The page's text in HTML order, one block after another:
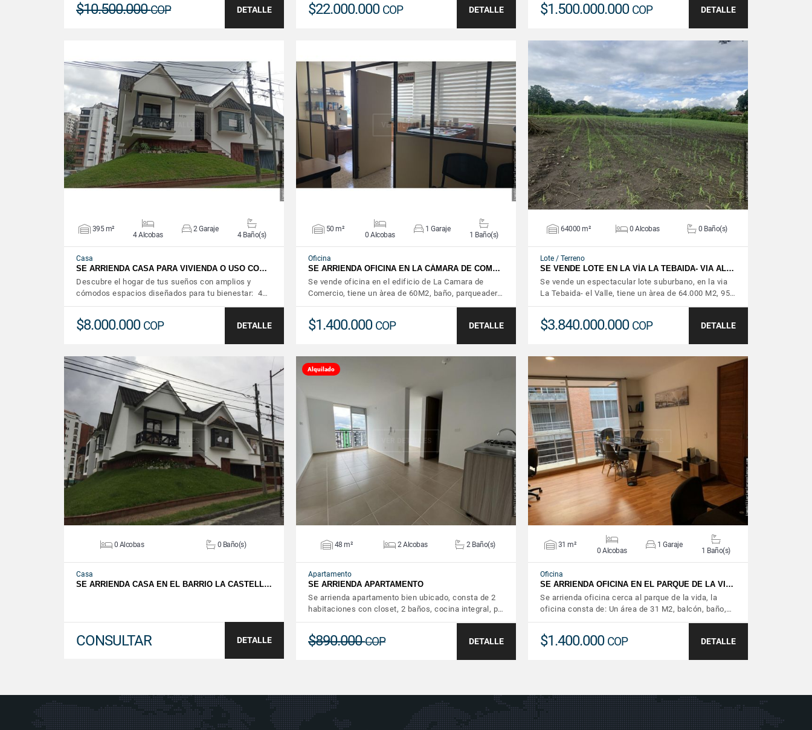
$10.500.000COP DETALLE $22.000.000 COP DETALLE $1.500.000.000 COP DETALLE
VER DETALLES
395 m²
4 Alcobas
2 Garaje
4 Baño(s)
Casa
SE ARRIENDA CASA PARA VIVIENDA O USO CO…
Descubre el hogar de tus sueños con amplios y
cómodos espacios diseñados para tu bienestar: 4…
$8.000.000 COP DETALLE
VER DETALLES
50 m²
0 Alcobas
1 Garaje
1 Baño(s)
Oficina
SE ARRIENDA OFICINA EN LA CÁMARA DE COM…
Se vende oficina en el edificio de La Camara de
Comercio, tiene un àrea de 60M2, baño, parqueader…
$1.400.000 COP DETALLE
VER DETALLES
64000 m² 0 Alcobas 0 Baño(s)
Lote / Terreno
SE VENDE LOTE EN LA VÍA LA TEBAIDA- VIA AL…
Se vende un espectacular lote suburbano, en la via
La Tebaida- el Valle, tiene un àrea de 64.000 M2, 95…
$3.840.000.000 COP DETALLE
VER DETALLES
0 Alcobas 0 Baño(s)
Casa
SE ARRIENDA CASA EN EL BARRIO LA CASTELL…
CONSULTAR DETALLE
Alquilado
VER DETALLES
48 m² 2 Alcobas 2 Baño(s)
Apartamento
SE ARRIENDA APARTAMENTO
Se arrienda apartamento bien ubicado, consta de 2
habitaciones con closet, 2 baños, cocina integral, p…
$890.000COP DETALLE
VER DETALLES
31 m²
0 Alcobas
1 Garaje
1 Baño(s)
Oficina
SE ARRIENDA OFICINA EN EL PARQUE DE LA VI…
Se arrienda oficina cerca al parque de la vida, la
oficina consta de: Un área de 31 M2, balcón, baño,…
$1.400.000 COP DETALLE